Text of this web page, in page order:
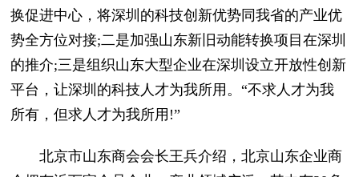
换促进中心，将深圳的科技创新优势同我省的产业优
势全方位对接;二是加强山东新旧动能转换项目在深圳
的推介;三是组织山东大型企业在深圳设立开放性创新
平台，让深圳的科技人才为我所用。“不求人才为我
所有，但求人才为我所用!”
北京市山东商会会长王兵介绍，北京山东企业商